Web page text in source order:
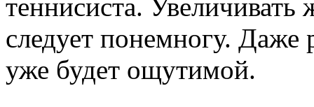
теннисиста.
следует понемногу. Даже
уже будет ощутимой.